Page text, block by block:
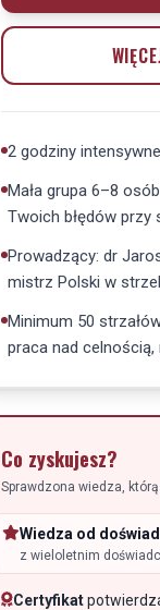
2 godziny
Mała grupa 6–8
Twoich błędów przy
Prowadzący: dr
mistrz Polski w
Minimum 50
praca nad
Co zyskujesz?
Sprawdzona wiedza,
Wiedza od
z wieloletnim
Certyfikat